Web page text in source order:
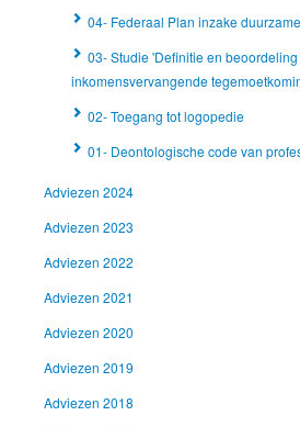
04- Federaal Plan inzake
03- Studie 'Definitie en
inkomensvervangende
02- Toegang tot logopedie
01- Deontologische code van
Adviezen 2024
Adviezen 2023
Adviezen 2022
Adviezen 2021
Adviezen 2020
Adviezen 2019
Adviezen 2018